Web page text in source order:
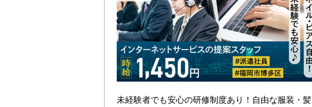
未経験者でも安心の研修制度あり！自由な服装・髪